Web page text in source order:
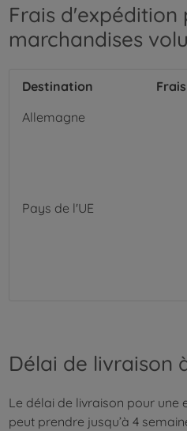
Frais d'expédition
marchandises
Destination
Allemagne
Pays de l'UE
Délai de livraison
Le délai de livraison pour une
peut prendre jusqu’à 4